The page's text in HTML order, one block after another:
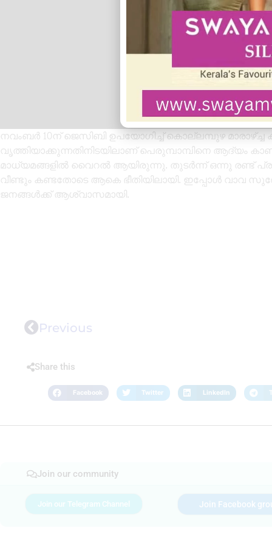
നവംബർ 10ന് ജെസിബി ഉപയോഗിച്ച് കൊല്ലമ്പുഴ
വൃത്തിയാക്കുന്നതിനിടയിലാണ് പെരുമ്പാമ്പിനെ
മാധ്യമങ്ങളിൽ വൈറൽ ആയിരുന്നു. തുടർന്ന് ഒന്നു രണ്ട്
വീണ്ടും കണ്ടതോടെ ആകെ ഭീതിയിലായി. ഇപ്പോൾ വാവ
ജനങ്ങൾക്ക് ആശ്വാസമായി.
Previous
Share this
Facebook Twitter LinkedIn
Join our community
Join our Telegram Channel Join Facebook